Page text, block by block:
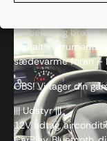
Velholdt Peugeot
moderne og
digitalt
sædevarme foran –
OBS! Vi tager din
||| Udstyr |||
12V udtag,